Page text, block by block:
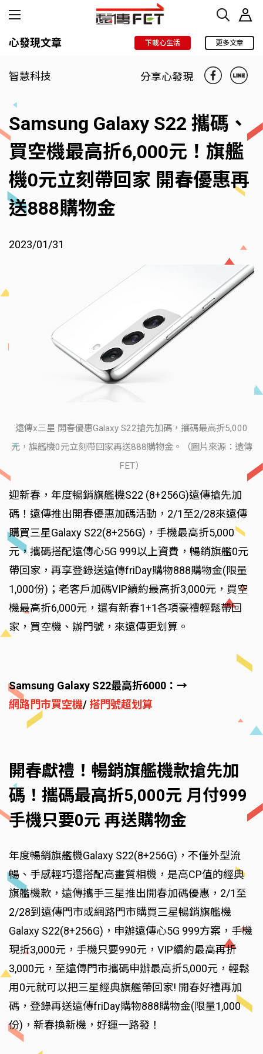
心發現文章 下載心生活 更多文章
智慧科技 分享心發現
Samsung Galaxy S22 攜碼、
買空機最高折6,000元！旗艦
機0元立刻帶回家 開春優惠再
送888購物金
2023/01/31
遠傳x三星 開春優惠Galaxy S22搶先加碼，攜碼最高折5,000
元，旗艦機0元立刻帶回家再送888購物金。（圖片來源：遠傳
FET）
迎新春，年度暢銷旗艦機S22 (8+256G)遠傳搶先加
碼！遠傳推出開春優惠加碼活動，2/1至2/28來遠傳
購買三星Galaxy S22(8+256G)，手機最高折5,000
元，攜碼搭配遠傳心5G 999以上資費，暢銷旗艦0元
帶回家，再享登錄送遠傳friDay購物888購物金(限量
1,000份)；老客戶加碼VIP續約最高折3,000元，買空
機最高折6,000元，還有新春1+1各項豪禮輕鬆帶回
家，買空機、辦門號，來遠傳更划算。
Samsung Galaxy S22最高折6000：→
網路門市買空機/ 搭門號超划算
開春獻禮！暢銷旗艦機款搶先加
碼！攜碼最高折5,000元 月付999
手機只要0元 再送購物金
年度暢銷旗艦機Galaxy S22(8+256G)，不僅外型流
暢、手感輕巧還搭配高畫質相機，是高CP值的經典
旗艦機款，遠傳攜手三星推出開春加碼優惠，2/1至
2/28到遠傳門市或網路門市購買三星暢銷旗艦機
Galaxy S22(8+256G)，申辦遠傳心5G 999方案，手機
現折3,000元，手機只要990元，VIP續約最高再折
3,000元，至遠傳門市攜碼申辦最高折5,000元，輕鬆
用0元就可以把三星經典旗艦帶回家! 開春好禮再加
碼，登錄再送遠傳friDay購物888購物金(限量1,000
份)，新春換新機，好運一路發！